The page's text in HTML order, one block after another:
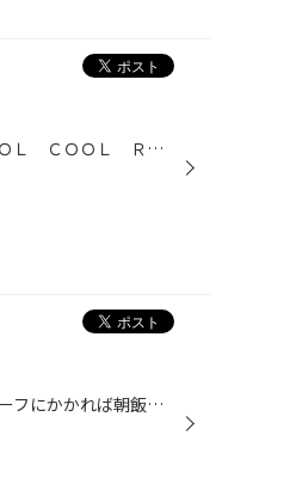
先日の休みに見たい映画があったので久々見に行きました。 ＦＯＯＬ ＣＯＯＬ ＲＯＣＫ ！ ＯＮＥ ＯＫ ＲＯＯＫ ＤＯＣＵＭＥＮＴＡＲＹ ＦＩＬＭ という映画というか、ヨーロッパツアーに同行した方の ドキュメンタリー映画でした。 以前お話しした今イチオシのバンドの映画で、 先月ぐら...
山口チーフの作業風景です。 これはデッドニングの作業です！ チーフにかかれば朝飯前！！ と言わんばかりに サクサクと作業を終えていました。 すごい。。 完成した写真を見てわかるように とても丁寧ですよね！ その上作業が早いとあれば これはもう職人の領域です。 私も早くいろんな作業を覚え...